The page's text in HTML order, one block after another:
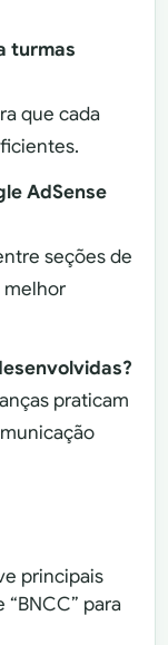
turmas
que cada
AdSense
seções de
melhor
praticam
principais
para